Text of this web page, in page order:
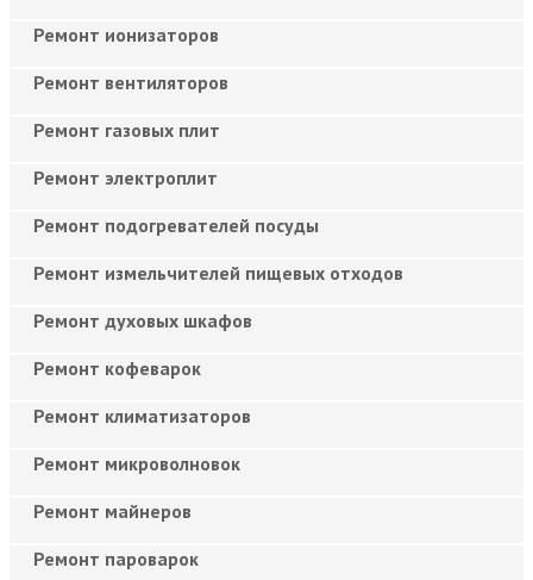
Ремонт ионизаторов
Ремонт вентиляторов
Ремонт газовых плит
Ремонт электроплит
Ремонт подогревателей посуды
Ремонт измельчителей пищевых отходов
Ремонт духовых шкафов
Ремонт кофеварок
Ремонт климатизаторов
Ремонт микроволновок
Ремонт майнеров
Ремонт пароварок